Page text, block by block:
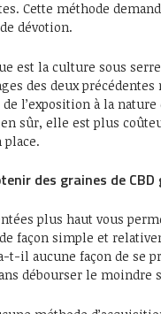
Cette méthode
dévotion.
est la culture sous
des deux précédentes
l’exposition à la
sûr, elle est plus
des graines de
plus haut vous
façon simple et
t-il aucune façon de se
débourser le moindre